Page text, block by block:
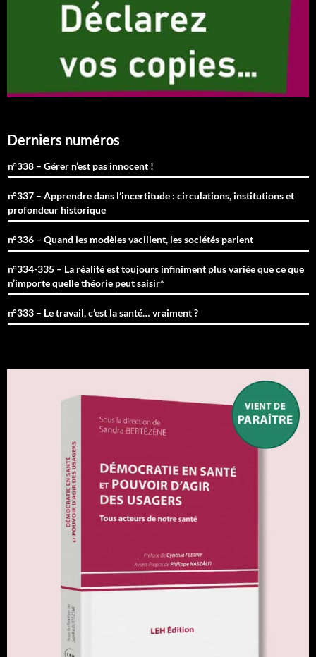
Derniers numéros
n°338 – Gérer n’est pas innocent !
n°337 – Apprendre dans l’incertitude : circulations, institutions et
profondeur historique
n°336 – Quand les modèles vacillent, les sociétés parlent
n°334-335 – La réalité est toujours infiniment plus variée que ce que
n’importe quelle théorie peut saisir*
n°333 – Le travail, c’est la santé… vraiment ?